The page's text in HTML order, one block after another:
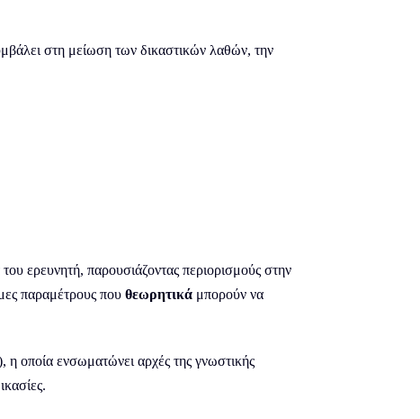
στη μείωση των δικαστικών λαθών, την
ερευνητή, παρουσιάζοντας περιορισμούς στην
παραμέτρους που θεωρητικά μπορούν να
οποία ενσωματώνει αρχές της γνωστικής